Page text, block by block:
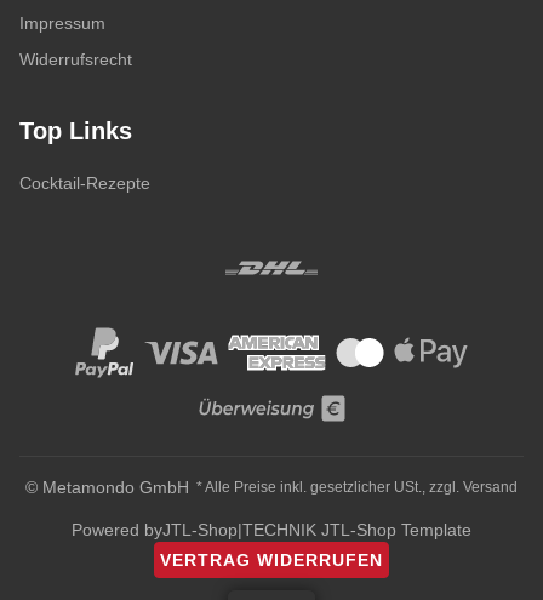
Impressum
Widerrufsrecht
Top Links
Cocktail-Rezepte
© Metamondo GmbH * Alle Preise inkl. gesetzlicher USt., zzgl. Versand
Powered byJTL-Shop|TECHNIK JTL-Shop Template
VERTRAG WIDERRUFEN